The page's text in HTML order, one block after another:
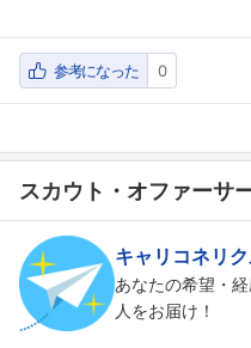
参考になった 0
スカウト・オファーサ
キャリコネリ
あなたの希望・
人をお届け！